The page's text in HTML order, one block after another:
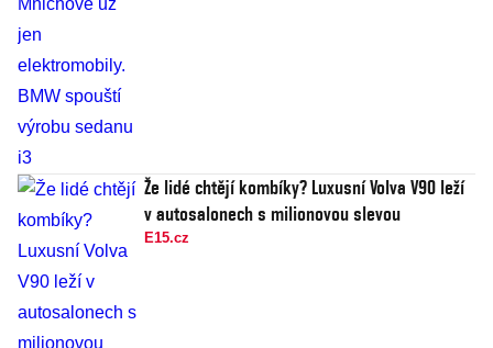
Že lidé chtějí kombíky? Luxusní Volva V90 leží
v autosalonech s milionovou slevou
E15.cz